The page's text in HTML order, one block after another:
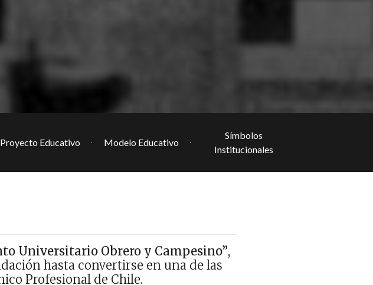
Proyecto Educativo Modelo Educativo
Símbolos
Institucionales
Universitario Obrero y Campesino”,
hasta convertirse en una de las
Profesional de Chile.